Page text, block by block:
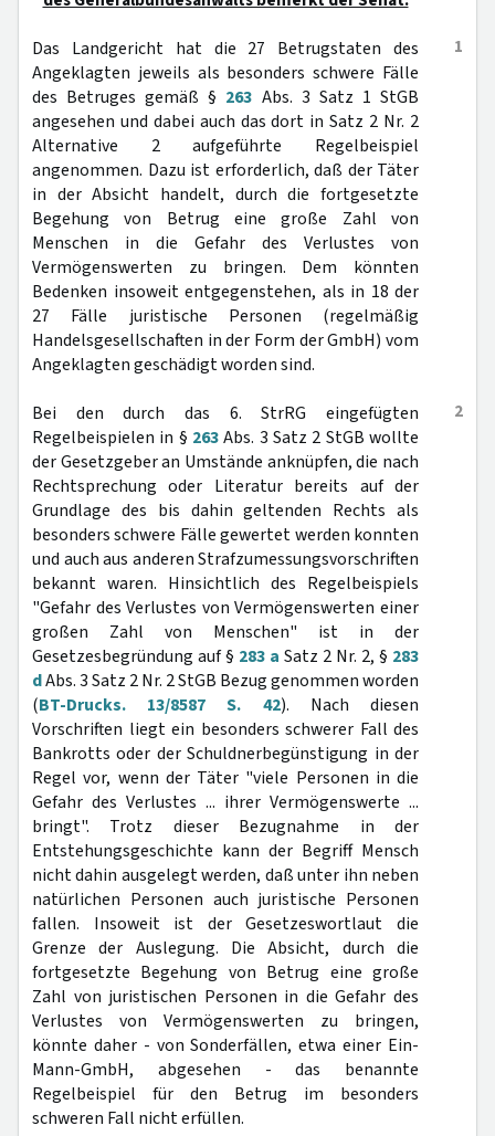
1
Das Landgericht hat die 27 Betrugstaten des
Angeklagten jeweils als besonders schwere Fälle
des Betruges gemäß § 263 Abs. 3 Satz 1 StGB
angesehen und dabei auch das dort in Satz 2 Nr. 2
Alternative 2 aufgeführte Regelbeispiel
angenommen. Dazu ist erforderlich, daß der Täter
in der Absicht handelt, durch die fortgesetzte
Begehung von Betrug eine große Zahl von
Menschen in die Gefahr des Verlustes von
Vermögenswerten zu bringen. Dem könnten
Bedenken insoweit entgegenstehen, als in 18 der
27 Fälle juristische Personen (regelmäßig
Handelsgesellschaften in der Form der GmbH) vom
Angeklagten geschädigt worden sind.
2
Bei den durch das 6. StrRG eingefügten
Regelbeispielen in § 263Abs. 3 Satz 2 StGB wollte
der Gesetzgeber an Umstände anknüpfen, die nach
Rechtsprechung oder Literatur bereits auf der
Grundlage des bis dahin geltenden Rechts als
besonders schwere Fälle gewertet werden konnten
und auch aus anderen Strafzumessungsvorschriften
bekannt waren. Hinsichtlich des Regelbeispiels
"Gefahr des Verlustes von Vermögenswerten einer
großen Zahl von Menschen" ist in der
Gesetzesbegründung auf § 283 a Satz 2 Nr. 2, § 283
dAbs. 3 Satz 2 Nr. 2 StGB Bezug genommen worden
(BT-Drucks. 13/8587 S. 42). Nach diesen
Vorschriften liegt ein besonders schwerer Fall des
Bankrotts oder der Schuldnerbegünstigung in der
Regel vor, wenn der Täter "viele Personen in die
Gefahr des Verlustes ... ihrer Vermögenswerte ...
bringt". Trotz dieser Bezugnahme in der
Entstehungsgeschichte kann der Begriff Mensch
nicht dahin ausgelegt werden, daß unter ihn neben
natürlichen Personen auch juristische Personen
fallen. Insoweit ist der Gesetzeswortlaut die
Grenze der Auslegung. Die Absicht, durch die
fortgesetzte Begehung von Betrug eine große
Zahl von juristischen Personen in die Gefahr des
Verlustes von Vermögenswerten zu bringen,
könnte daher - von Sonderfällen, etwa einer Ein-
Mann-GmbH, abgesehen - das benannte
Regelbeispiel für den Betrug im besonders
schweren Fall nicht erfüllen.